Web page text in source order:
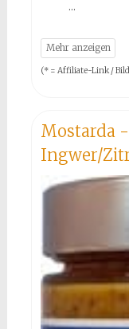
(* = Affiliate-Link /
Mostarda
Ingwer/